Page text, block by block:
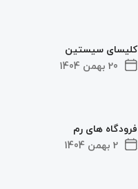
20 بهمن 1404
کلیسای سیستین
2 بهمن 1404
فرودگاه‌ های رم